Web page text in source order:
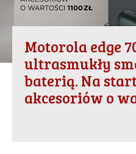
Motorola edge
ultrasmukły
baterią. Na
akcesoriów o